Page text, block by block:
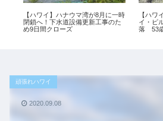
【ハワイ】ハナウマ湾が8月に一時
閉鎖へ！下水道設備更新工事のた
め9日間クローズ
【ハワ
イ・ピ
落 53歳
頑張れハワイ
2020.09.08